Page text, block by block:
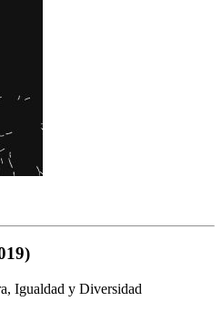
Igualdad y Diversidad